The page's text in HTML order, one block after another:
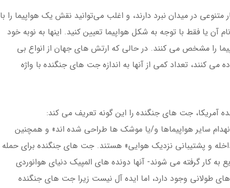
در میدان نبرد دارند، و اغلب می‌توانید نقش یک هواپیما را با
آن یا فقط با توجه به شکل هواپیما تعیین کنید. اینها به نوبه خود
را مشخص می کنند. در حالی که ارتش های جهان از انواع بی
می کنند، تعداد کمی از آنها به اندازه جت های جنگنده با واژه
آمریکا، جت های جنگنده را این گونه تعریف می کند:
سایر هواپیماها و/یا موشک ها طراحی شده اند» و همچنین
و پشتیبانی نزدیک هوایی» هستند. جت های جنگنده برای حمله
کار گرفته می شوند- آنها دونده های المپیک دنیای هوانوردی
طولانی وجود دارد، اما ایده آل نیست زیرا جت های جنگنده